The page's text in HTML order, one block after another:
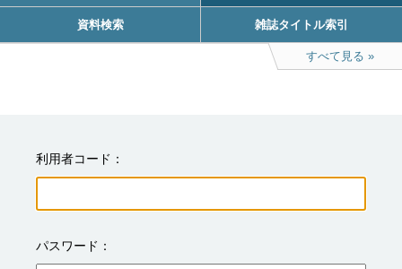
資料検索 雑誌タイトル索引
すべて見る
利用者コード
パスワード